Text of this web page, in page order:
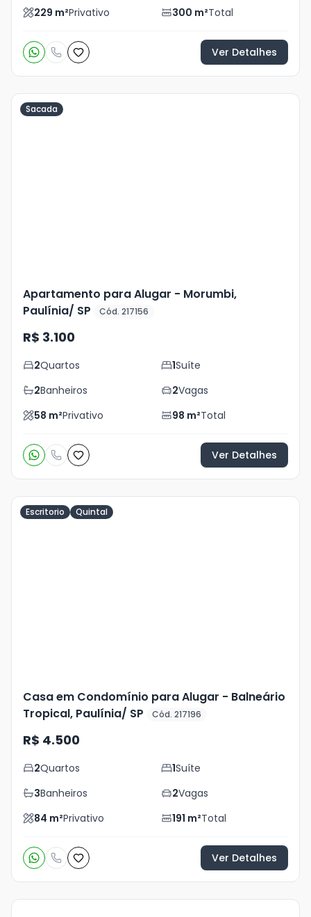
229 m²Privativo 300 m²Total
Ver Detalhes
Sacada
Apartamento para Alugar - Morumbi,
Paulínia/ SP
Cód. 217156
R$ 3.100
2Quartos 1Suíte
2Banheiros 2Vagas
58 m²Privativo 98 m²Total
Ver Detalhes
Escritorio Quintal
Casa em Condomínio para Alugar - Balneário
Tropical, Paulínia/ SP
Cód. 217196
R$ 4.500
2Quartos 1Suíte
3Banheiros 2Vagas
84 m²Privativo 191 m²Total
Ver Detalhes